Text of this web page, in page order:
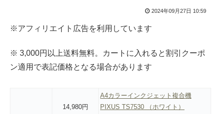
2024年09月27日 10:59
※アフィリエイト広告を利用しています
※ 3,000円以上送料無料。カートに入れると割引クーポ
ン適用で表記価格となる場合があります
14,980円
A4カラーインクジェット複合機
PIXUS TS7530 （ホワイト）